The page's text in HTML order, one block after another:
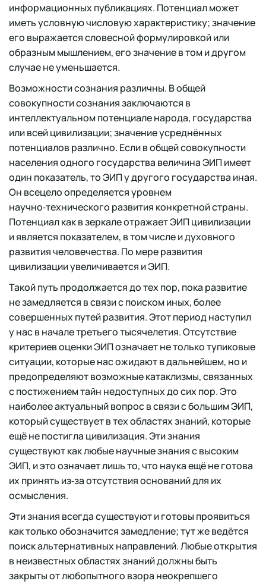
информационных публикациях. Потенциал может
иметь условную числовую характеристику; значение
его выражается словесной формулировкой или
образным мышлением, его значение в том и другом
случае не уменьшается.
Возможности сознания различны. В общей
совокупности сознания заключаются в
интеллектуальном потенциале народа, государства
или всей цивилизации; значение усреднённых
потенциалов различно. Если в общей совокупности
населения одного государства величина ЭИП имеет
один показатель, то ЭИП у другого государства иная.
Он всецело определяется уровнем
научно‑технического развития конкретной страны.
Потенциал как в зеркале отражает ЭИП цивилизации
и является показателем, в том числе и духовного
развития человечества. По мере развития
цивилизации увеличивается и ЭИП.
Такой путь продолжается до тех пор, пока развитие
не замедляется в связи с поиском иных, более
совершенных путей развития. Этот период наступил
у нас в начале третьего тысячелетия. Отсутствие
критериев оценки ЭИП означает не только тупиковые
ситуации, которые нас ожидают в дальнейшем, но и
предопределяют возможные катаклизмы, связанных
с постижением тайн недоступных до сих пор. Это
наиболее актуальный вопрос в связи с большим ЭИП,
который существует в тех областях знаний, которые
ещё не постигла цивилизация. Эти знания
существуют как любые научные знания с высоким
ЭИП, и это означает лишь то, что наука ещё не готова
их принять из‑за отсутствия оснований для их
осмысления.
Эти знания всегда существуют и готовы проявиться
как только обозначится замедление; тут же ведётся
поиск альтернативных направлений. Любые открытия
в неизвестных областях знаний должны быть
закрыты от любопытного взора неокрепшего